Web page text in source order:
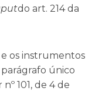
do art. 214 da
os instrumentos
único
101, de 4 de